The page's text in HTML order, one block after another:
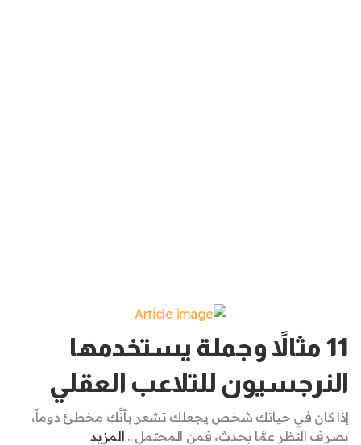
11 مثالاً وجملة يستخدمها
النرجسيون للتلاعب العقلي
إذا كان في حياتك شخص يجعلك تشعر بأنَّك مخطئ دوماً،
بصرف النظر عمَّا يحدث، فمن المحتمل .. المزيد